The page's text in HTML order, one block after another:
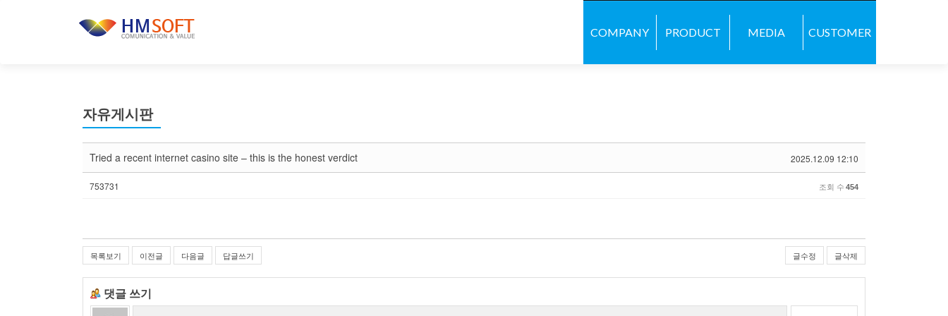
COMPANY PRODUCT MEDIA CUSTOMER
자유게시판
Tried a recent internet casino site – this is the honest verdict 2025.12.09 12:10
753731 조회 수 454
목록보기 이전글 다음글 답글쓰기 글수정 글삭제
댓글 쓰기